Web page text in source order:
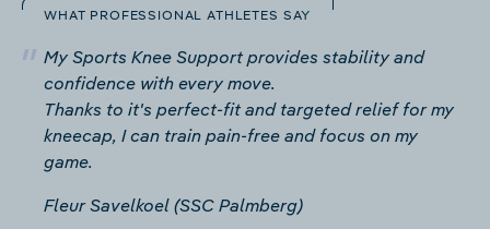
WHAT PROFESSIONAL ATHLETES SAY
My Sports Knee Support provides stability and
confidence with every move.
Thanks to it's perfect-fit and targeted relief for my
kneecap, I can train pain-free and focus on my
game.
Fleur Savelkoel (SSC Palmberg)